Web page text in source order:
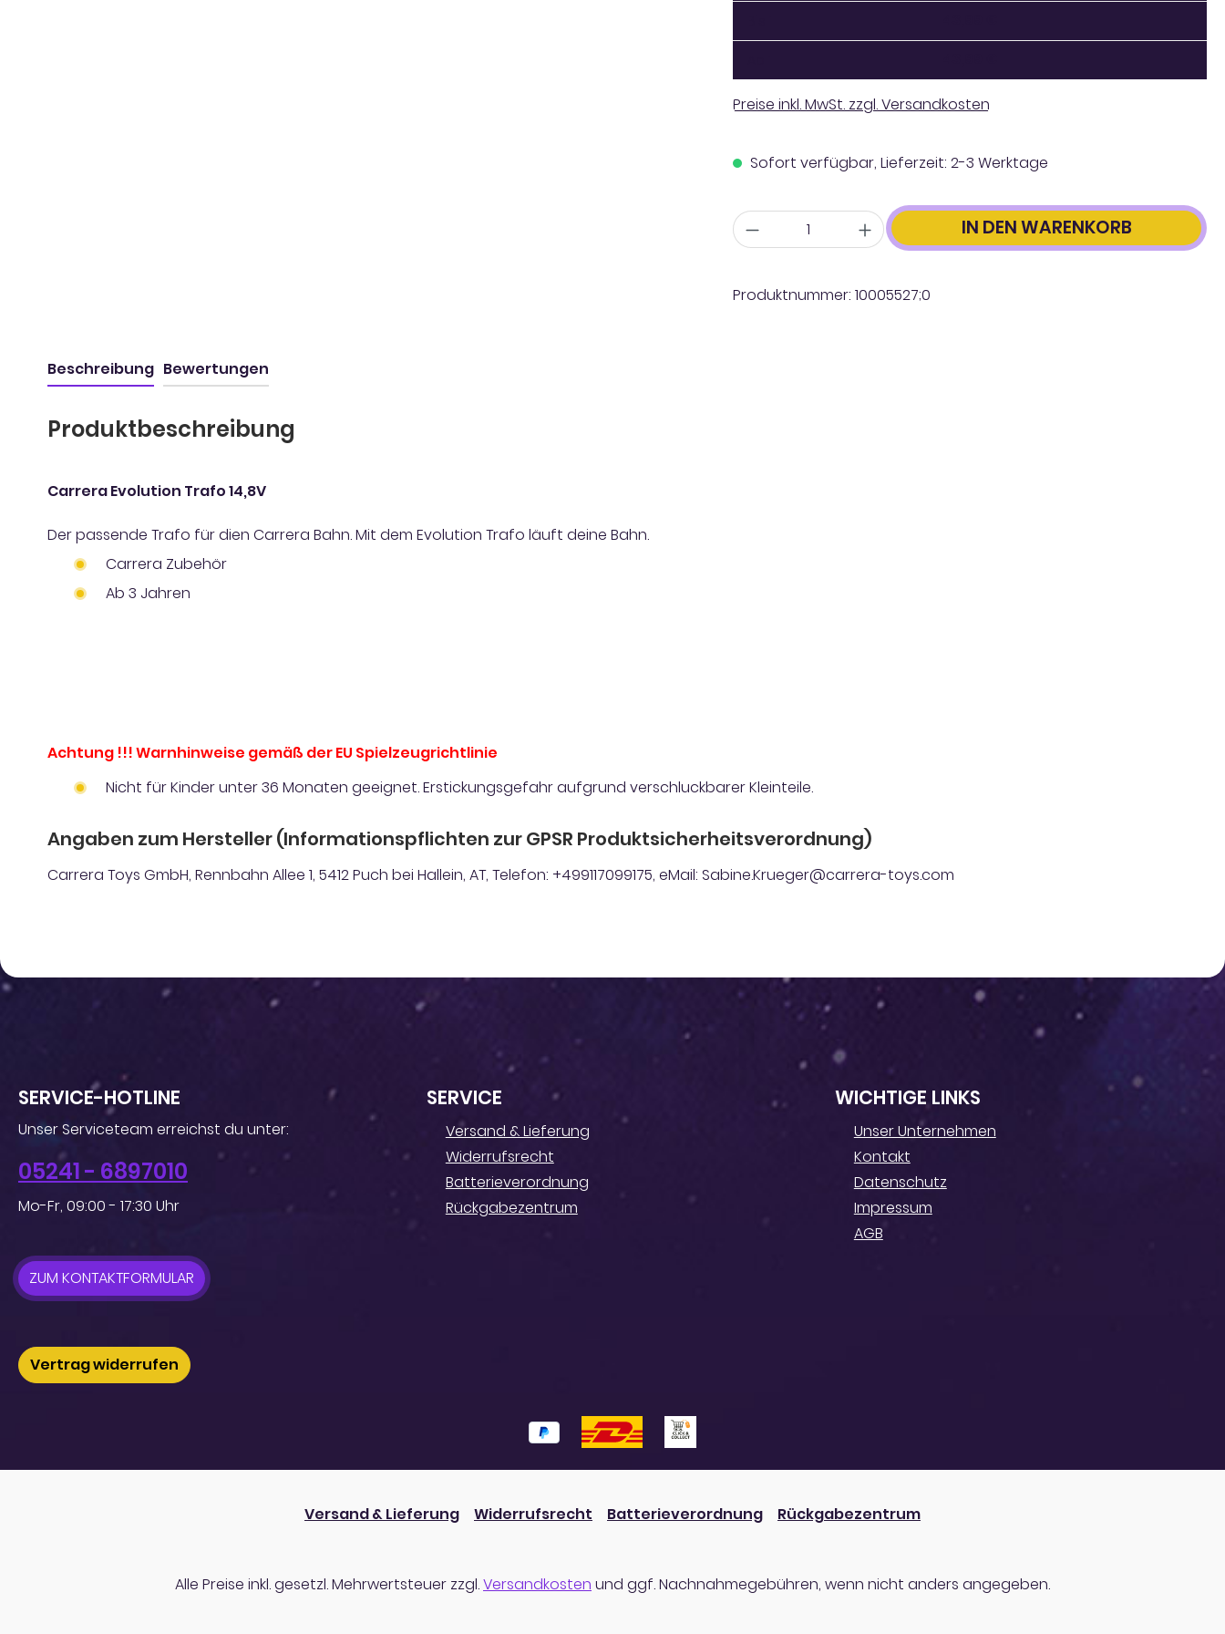
Preise inkl. MwSt. zzgl. Versandkosten
Sofort verfügbar, Lieferzeit: 2-3 Werktage
Anzahl IN DEN WARENKORB
Produktnummer: 10005527;0
Beschreibung Bewertungen
Produktbeschreibung
Carrera Evolution Trafo 14,8V
Der passende Trafo für dien Carrera Bahn. Mit dem Evolution Trafo läuft deine Bahn.
Carrera Zubehör
Ab 3 Jahren
Achtung !!! Warnhinweise gemäß der EU Spielzeugrichtlinie
Nicht für Kinder unter 36 Monaten geeignet. Erstickungsgefahr aufgrund verschluckbarer Kleinteile.
Angaben zum Hersteller (Informationspflichten zur GPSR Produktsicherheitsverordnung)
Carrera Toys GmbH, Rennbahn Allee 1, 5412 Puch bei Hallein, AT, Telefon: +499117099175, eMail: Sabine.Krueger@carrera-toys.com
SERVICE-HOTLINE
Unser Serviceteam erreichst du unter:
05241 - 6897010
Mo-Fr, 09:00 - 17:30 Uhr
ZUM KONTAKTFORMULAR
Vertrag widerrufen
SERVICE
Versand & Lieferung
Widerrufsrecht
Batterieverordnung
Rückgabezentrum
WICHTIGE LINKS
Unser Unternehmen
Kontakt
Datenschutz
Impressum
AGB
Versand & Lieferung Widerrufsrecht Batterieverordnung Rückgabezentrum
Alle Preise inkl. gesetzl. Mehrwertsteuer zzgl.Versandkosten und ggf. Nachnahmegebühren, wenn nicht anders angegeben.